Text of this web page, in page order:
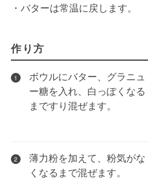
・バターは常温に戻します。
作り方
1
ボウルにバター、グラニュ
ー糖を入れ、白っぽくなる
まですり混ぜます。
2
薄力粉を加えて、粉気がな
くなるまで混ぜます。